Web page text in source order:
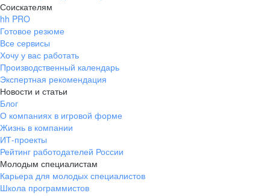
Соискателям
hh PRO
Готовое резюме
Все сервисы
Хочу у вас работать
Производственный календарь
Экспертная рекомендация
Новости и статьи
Блог
О компаниях в игровой форме
Жизнь в компании
ИТ-проекты
Рейтинг работодателей России
Молодым специалистам
Карьера для молодых специалистов
Школа программистов